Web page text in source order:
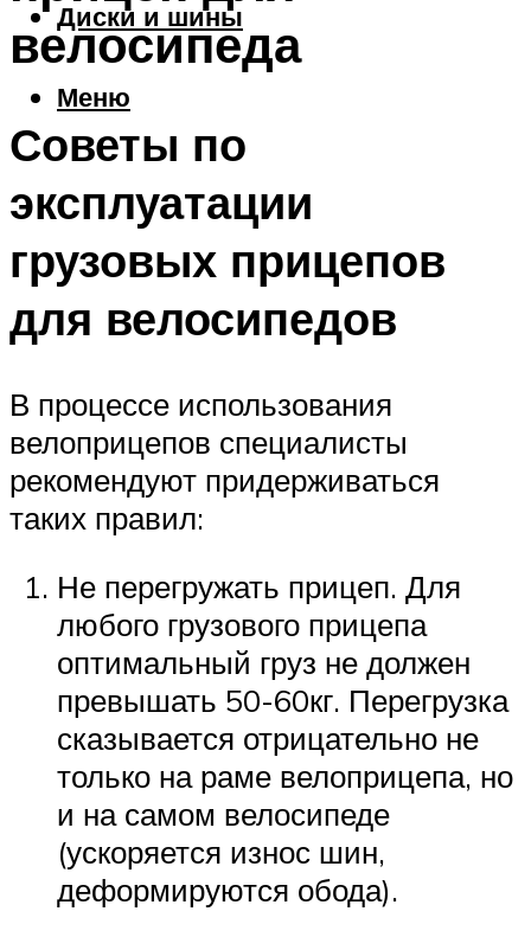
Диски и шины
Меню
велосипеда
Советы по
эксплуатации
грузовых прицепов
для велосипедов
В процессе использования
велоприцепов специалисты
рекомендуют придерживаться
таких правил:
Не перегружать прицеп. Для
любого грузового прицепа
оптимальный груз не должен
превышать 50-60кг. Перегрузка
сказывается отрицательно не
только на раме велоприцепа, но
и на самом велосипеде
(ускоряется износ шин,
деформируются обода).